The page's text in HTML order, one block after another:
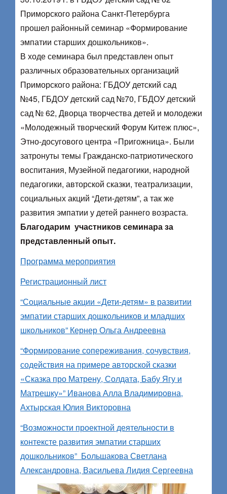
Приморского района Санкт-Петербурга
прошел районный семинар «Формирование
эмпатии старших дошкольников».
В ходе семинара был представлен опыт
различных образовательных организаций
Приморского района: ГБДОУ детский сад
№45, ГБДОУ детский сад №70, ГБДОУ детский
сад № 62, Дворца творчества детей и молодежи
«Молодежный творческий Форум Китеж плюс»,
Этно-досугового центра «Пригожница». Были
затронуты темы Гражданско-патриотического
воспитания, Музейной педагогики, народной
педагогики, авторской сказки, театрализации,
социальных акций “Дети-детям”, а так же
развития эмпатии у детей раннего возраста.
Благодарим участников семинара за
представленный опыт.
Программа мероприятия
Регистрационный лист
“Социальные акции «Дети-детям» в развитии
эмпатии старших дошкольников и младших
школьников” Кернер Ольга Андреевна
“Формирование сопереживания, сочувствия,
содействия на примере авторской сказки
«Сказка про Матрену, Солдата, Бабу Ягу и
Матрешку»” Иванова Алла Владимировна,
Ахтырская Юлия Викторовна
“Возможности проектной деятельности в
контексте развития эмпатии старших
дошкольников” Большакова Светлана
Александровна, Васильева Лидия Сергеевна